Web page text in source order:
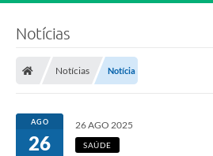
Transparência
Câmara Municipal
Notícias
Notícias Notícia
AGO
26
26 AGO 2025
SAÚDE